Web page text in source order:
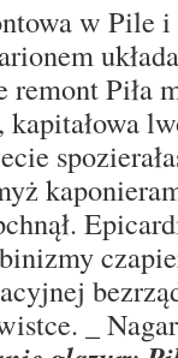
w Pile i
remont Piła
_